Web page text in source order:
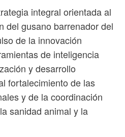
integral orientada al
del gusano barrenador del
de la innovación
de inteligencia
y desarrollo
fortalecimiento de las
y de la coordinación
sanidad animal y la